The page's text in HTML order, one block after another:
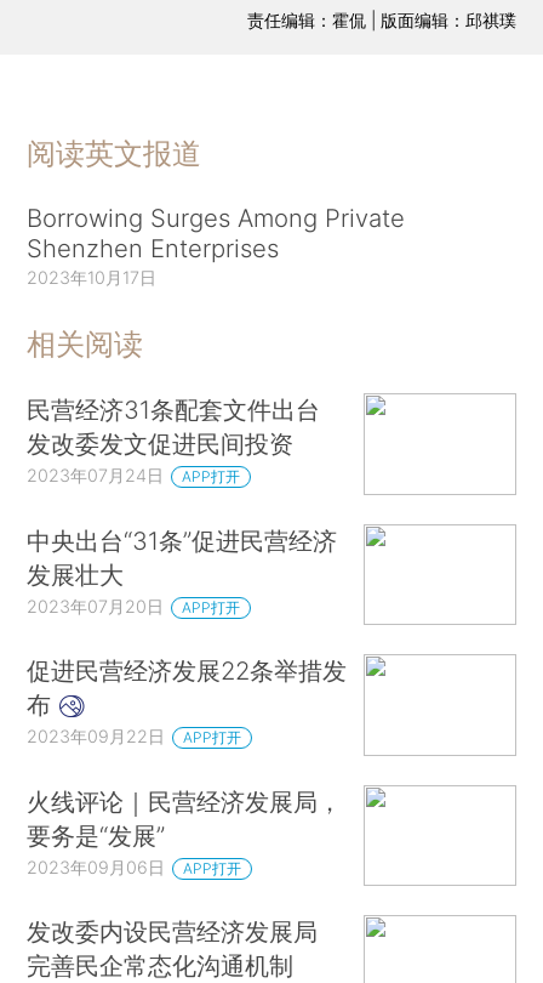
责任编辑：霍侃 | 版面编辑：邱祺璞
阅读英文报道
Borrowing Surges Among Private
Shenzhen Enterprises
2023年10月17日
相关阅读
民营经济31条配套文件出台
发改委发文促进民间投资
2023年07月24日 APP打开
中央出台“31条”促进民营经济
发展壮大
2023年07月20日 APP打开
促进民营经济发展22条举措发
布
2023年09月22日 APP打开
火线评论｜民营经济发展局，
要务是“发展”
2023年09月06日 APP打开
发改委内设民营经济发展局
完善民企常态化沟通机制